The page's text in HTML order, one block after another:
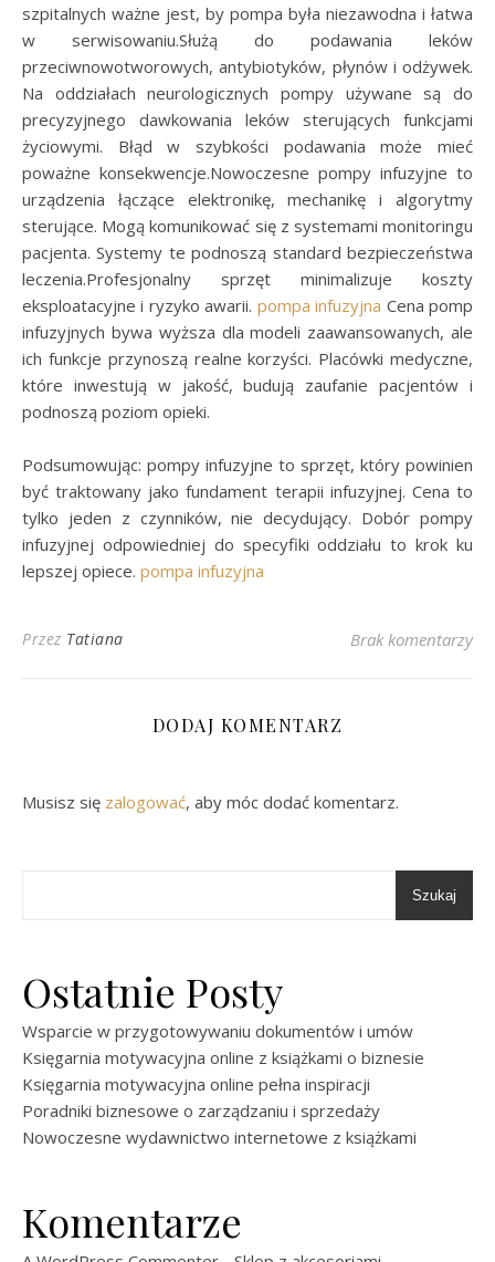
szpitalnych ważne jest, by pompa była niezawodna i łatwa
w serwisowaniu.Służą do podawania leków
przeciwnowotworowych, antybiotyków, płynów i odżywek.
Na oddziałach neurologicznych pompy używane są do
precyzyjnego dawkowania leków sterujących funkcjami
życiowymi. Błąd w szybkości podawania może mieć
poważne konsekwencje.Nowoczesne pompy infuzyjne to
urządzenia łączące elektronikę, mechanikę i algorytmy
sterujące. Mogą komunikować się z systemami monitoringu
pacjenta. Systemy te podnoszą standard bezpieczeństwa
leczenia.Profesjonalny sprzęt minimalizuje koszty
eksploatacyjne i ryzyko awarii. pompa infuzyjna Cena pomp
infuzyjnych bywa wyższa dla modeli zaawansowanych, ale
ich funkcje przynoszą realne korzyści. Placówki medyczne,
które inwestują w jakość, budują zaufanie pacjentów i
podnoszą poziom opieki.
Podsumowując: pompy infuzyjne to sprzęt, który powinien
być traktowany jako fundament terapii infuzyjnej. Cena to
tylko jeden z czynników, nie decydujący. Dobór pompy
infuzyjnej odpowiedniej do specyfiki oddziału to krok ku
lepszej opiece. pompa infuzyjna
Przez Tatiana Brak komentarzy
DODAJ KOMENTARZ
Musisz się zalogować, aby móc dodać komentarz.
Szukaj
Ostatnie Posty
Wsparcie w przygotowywaniu dokumentów i umów
Księgarnia motywacyjna online z książkami o biznesie
Księgarnia motywacyjna online pełna inspiracji
Poradniki biznesowe o zarządzaniu i sprzedaży
Nowoczesne wydawnictwo internetowe z książkami
Komentarze